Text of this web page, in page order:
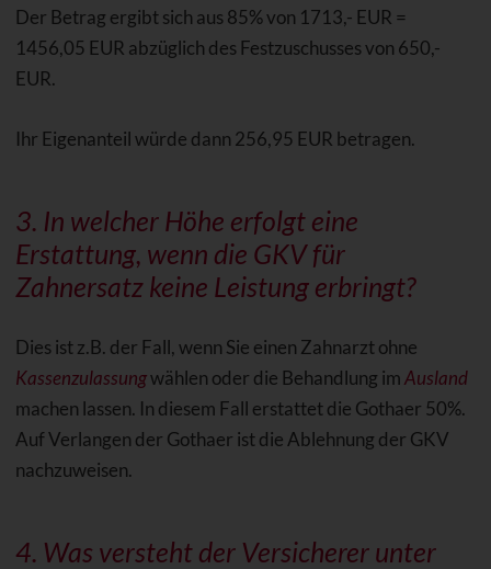
Der Betrag ergibt sich aus 85% von 1713,- EUR =
1456,05 EUR abzüglich des Festzuschusses von 650,-
EUR.
Ihr Eigenanteil würde dann 256,95 EUR betragen.
3. In welcher Höhe erfolgt eine
Erstattung, wenn die GKV für
Zahnersatz keine Leistung erbringt?
Dies ist z.B. der Fall, wenn Sie einen Zahnarzt ohne
Kassenzulassungwählen oder die Behandlung imAusland
machen lassen. In diesem Fall erstattet die Gothaer 50%.
Auf Verlangen der Gothaer ist die Ablehnung der GKV
nachzuweisen.
4. Was versteht der Versicherer unter